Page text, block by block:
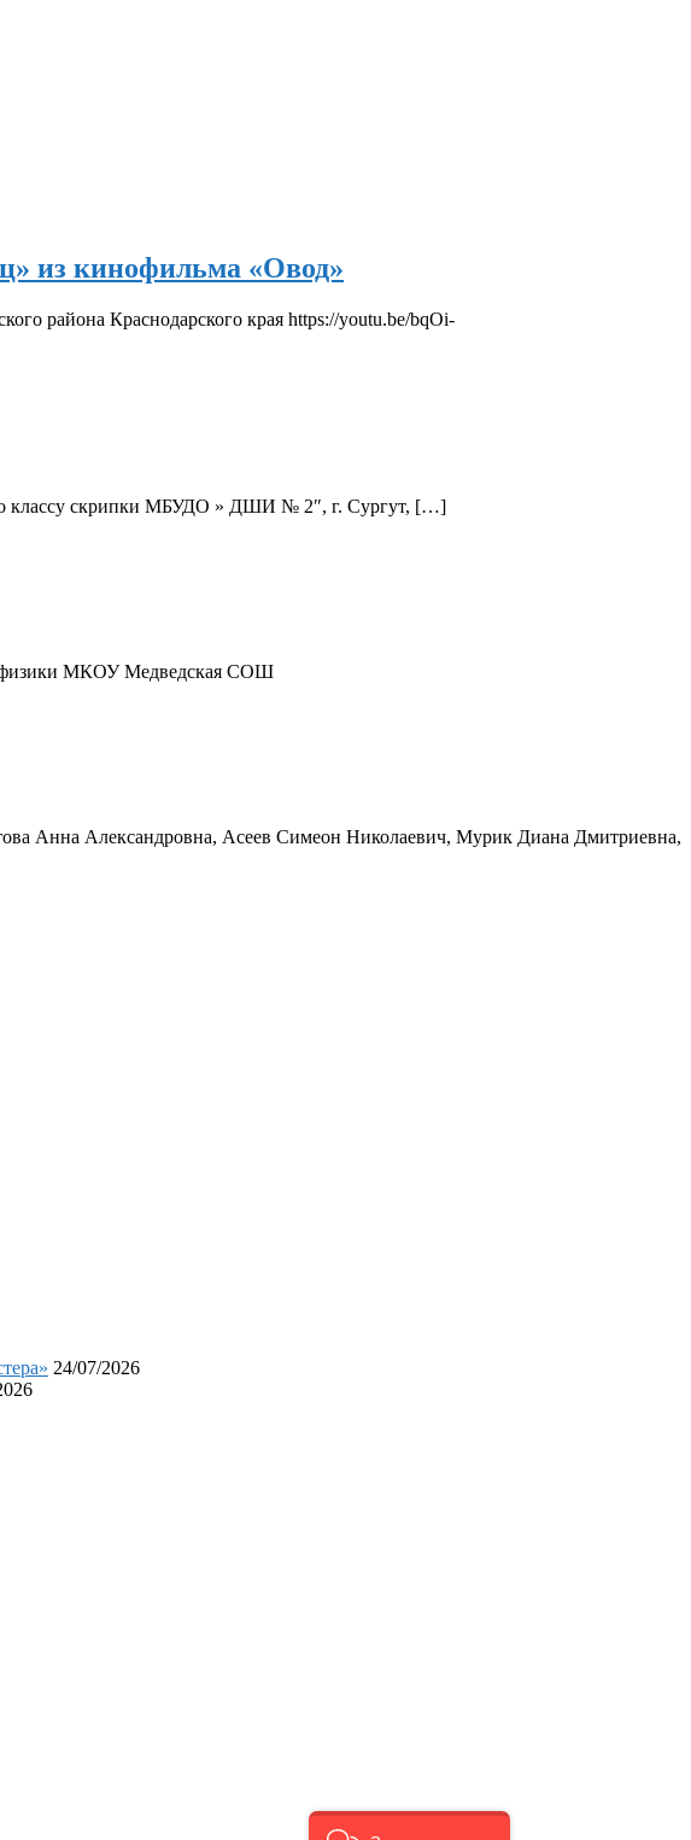
из кинофильма «Овод»
района Краснодарского края https://youtu.be/bqOi-
классу скрипки МБУДО » ДШИ № 2″, г. Сургут, […]
и физики МКОУ Медведская СОШ
Анна Александровна, Асеев Симеон Николаевич, Мурик Диана Дмитриевна,
24/07/2026